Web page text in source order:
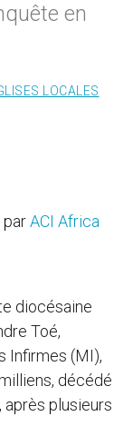
en
LOCALES
ACI Africa
diocésaine
Toé,
Infirmes (MI),
décédé
après plusieurs